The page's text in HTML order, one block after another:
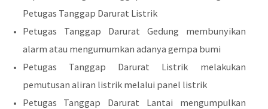
Petugas Tanggap Darurat Listrik
Petugas Tanggap Darurat Gedung membunyikan
alarm atau mengumumkan adanya gempa bumi
Petugas Tanggap Darurat Listrik melakukan
pemutusan aliran listrik melalui panel listrik
Petugas Tanggap Darurat Lantai mengumpulkan